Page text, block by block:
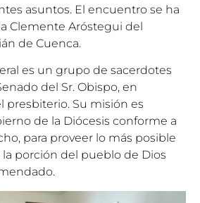
asuntos. El encuentro se ha
Clemente Aróstegui del
de Cuenca.
es un grupo de sacerdotes
del Sr. Obispo, en
presbiterio. Su misión es
de la Diócesis conforme a
para proveer lo más posible
la porción del pueblo de Dios